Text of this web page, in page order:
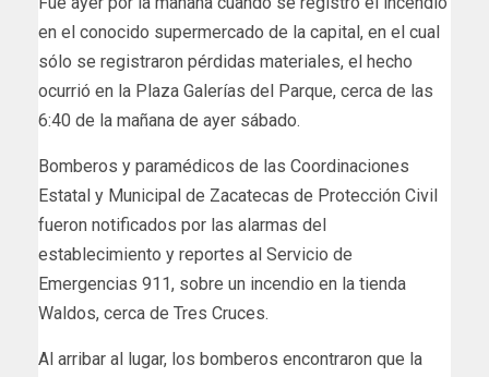
en el conocido supermercado de la capital, en el cual
sólo se registraron pérdidas materiales, el hecho
ocurrió en la Plaza Galerías del Parque, cerca de las
6:40 de la mañana de ayer sábado.
Bomberos y paramédicos de las Coordinaciones
Estatal y Municipal de Zacatecas de Protección Civil
fueron notificados por las alarmas del
establecimiento y reportes al Servicio de
Emergencias 911, sobre un incendio en la tienda
Waldos, cerca de Tres Cruces.
Al arribar al lugar, los bomberos encontraron que la